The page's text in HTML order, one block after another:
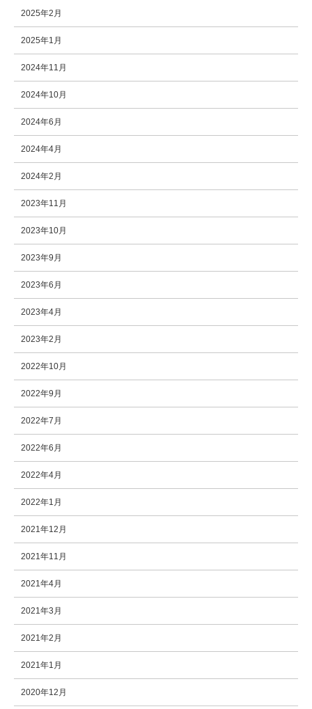
2025年2月
2025年1月
2024年11月
2024年10月
2024年6月
2024年4月
2024年2月
2023年11月
2023年10月
2023年9月
2023年6月
2023年4月
2023年2月
2022年10月
2022年9月
2022年7月
2022年6月
2022年4月
2022年1月
2021年12月
2021年11月
2021年4月
2021年3月
2021年2月
2021年1月
2020年12月